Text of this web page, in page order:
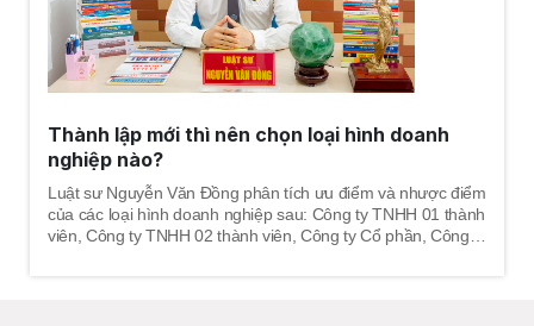
Thành lập mới thì nên chọn loại hình doanh
nghiệp nào?
Luật sư Nguyễn Văn Đồng phân tích ưu điểm và nhược điểm
của các loại hình doanh nghiệp sau: Công ty TNHH 01 thành
viên, Công ty TNHH 02 thành viên, Công ty Cổ phần, Công ty